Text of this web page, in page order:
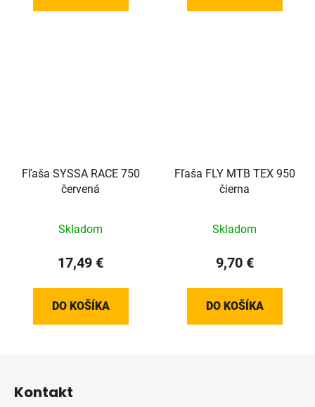
Fľaša SYSSA RACE 750
červená
Skladom
17,49 €
DO KOŠÍKA
Fľaša FLY MTB TEX 950
čierna
Skladom
9,70 €
DO KOŠÍKA
Kontakt